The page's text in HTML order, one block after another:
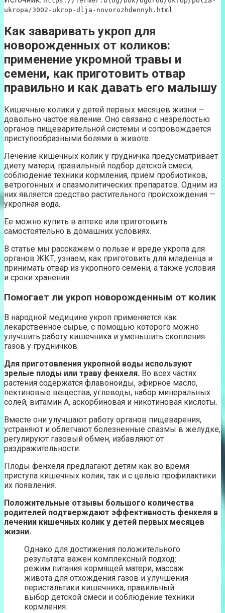
ukropa/3002-ukrop-dlja-novorozhdennyh.html
Как заваривать укроп для
новорожденных от коликов:
применение укромной травы и
семени, как приготовить отвар
правильно и как давать его малышу
Кишечные колики у детей первых месяцев жизни —
довольно частое явление. Оно связано с незрелостью
органов пищеварительной системы и сопровождается
приступообразными болями в животе.
Лечение кишечных колик у грудничка предусматривает
диету матери, правильный подбор детской смеси,
соблюдение техники кормления, прием пробиотиков,
ветрогонных и спазмолитических препаратов. Одним из
них является средство растительного происхождения —
укропная вода.
Ее можно купить в аптеке или приготовить
самостоятельно в домашних условиях.
В статье мы расскажем о пользе и вреде укропа для
органов ЖКТ, узнаем, как приготовить для младенца и
принимать отвар из укропного семени, а также условия
и сроки хранения.
Помогает ли укроп новорожденным от колик
В народной медицине укроп применяется как
лекарственное сырье, с помощью которого можно
улучшить работу кишечника и уменьшить скопления
газов у грудничков.
Для приготовления укропной воды используют
зрелые плоды или траву фенхеля. Во всех частях
растения содержатся флавоноиды, эфирное масло,
пектиновые вещества, углеводы, набор минеральных
солей, витамин А, аскорбиновая и никотиновая кислоты.
Вместе они улучшают работу органов пищеварения,
устраняют и облегчают болезненные спазмы в желудке,
регулируют газовый обмен, избавляют от
раздражительности.
Плоды фенхеля предлагают детям как во время
приступа кишечных колик, так и с целью профилактики
их появления.
Положительные отзывы большого количества
родителей подтверждают эффективность фенхеля в
лечении кишечных колик у детей первых месяцев
жизни.
Однако для достижения положительного
результата важен комплексный подход:
режим питания кормящей матери, массаж
живота для отхождения газов и улучшения
перистальтики кишечника, правильный
выбор детской смеси и соблюдение техники
кормления.